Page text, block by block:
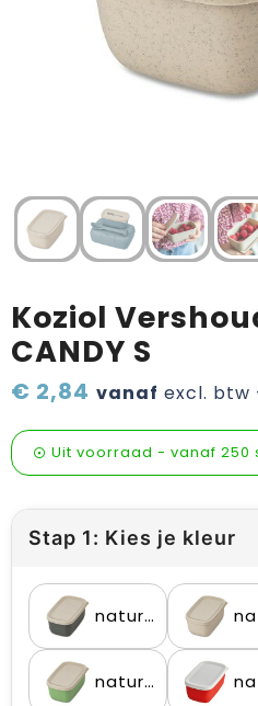
Verzorging & welness
Sinterklaas artikelen
Wijn, bier en proeverij
Zomerpakketten
Koziol
CANDY S
€ 2,84 vanaf excl. btw
Uit voorraad - vanaf 250
Stap 1: Kies je kleur
nature ash grey
nature leaf green